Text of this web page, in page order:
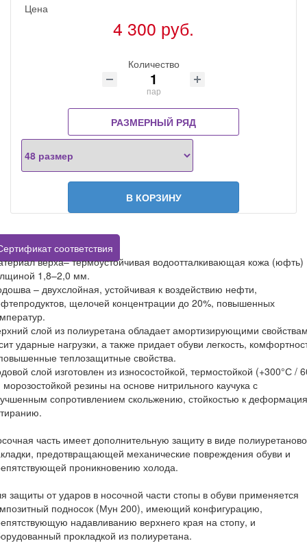
Цена
4 300 руб.
Количество
пар
РАЗМЕРНЫЙ РЯД
В КОРЗИНУ
соответствия
верха– термоустойчивая водоотталкивающая кожа (юфть)
1,8–2,0 мм.
– двухслойная, устойчивая к воздействию нефти,
щелочей концентрации до 20%, повышенных
слой из полиуретана обладает амортизирующими
ударные нагрузки, а также придает обуви легкость,
теплозащитные свойства.
слой изготовлен из износостойкой, термостойкой (+300°С /
морозостойкой резины на основе нитрильного каучука с
сопротивлением скольжению, стойкостью к
часть имеет дополнительную защиту в виде
предотвращающей механические повреждения обуви и
проникновению холода.
защиты от ударов в носочной части стопы в обуви применяется
подносок (Мун 200), имеющий конфигурацию,
надавливанию верхнего края на стопу, и
прокладкой из полиуретана.